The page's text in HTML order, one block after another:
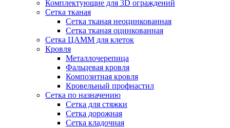
Комплектующие для 3D ограждений
Сетка тканая
Сетка тканая неоцинкованная
Сетка тканая оцинкованная
Сетка ЦАММ для клеток
Кровля
Металлочерепица
Фальцевая кровля
Композитная кровля
Кровельный профнастил
Сетка по назначению
Сетка для стяжки
Сетка дорожная
Сетка кладочная